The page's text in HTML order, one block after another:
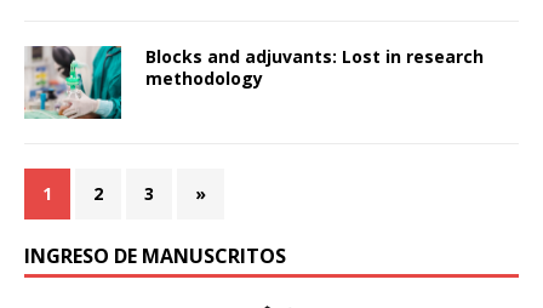
Blocks and adjuvants: Lost in research
methodology
1 2 3 »
INGRESO DE MANUSCRITOS